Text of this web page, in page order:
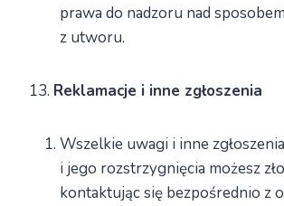
prawa do nadzoru nad
z utworu.
13. Reklamacje i inne zgłoszenia
Wszelkie uwagi i inne
i jego rozstrzygnięcia możesz
kontaktując się bezpośrednio z